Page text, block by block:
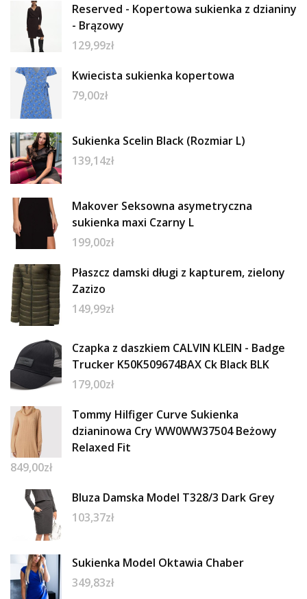
Reserved - Kopertowa sukienka z dzianiny
- Brązowy
129,99zł
Kwiecista sukienka kopertowa
79,00zł
Sukienka Scelin Black (Rozmiar L)
139,14zł
Makover Seksowna asymetryczna
sukienka maxi Czarny L
199,00zł
Płaszcz damski długi z kapturem, zielony
Zazizo
149,99zł
Czapka z daszkiem CALVIN KLEIN - Badge
Trucker K50K509674BAX Ck Black BLK
179,00zł
Tommy Hilfiger Curve Sukienka
dzianinowa Cry WW0WW37504 Beżowy
Relaxed Fit
849,00zł
Bluza Damska Model T328/3 Dark Grey
103,37zł
Sukienka Model Oktawia Chaber
349,83zł